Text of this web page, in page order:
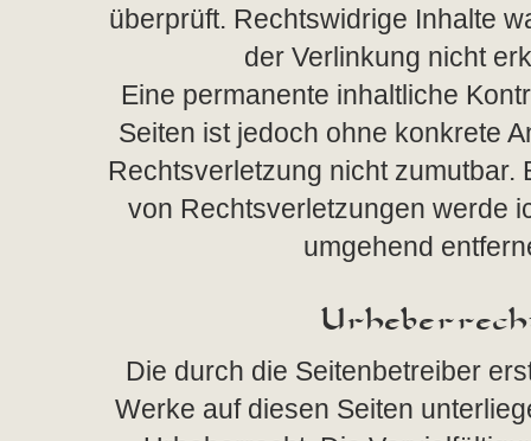
überprüft. Rechtswidrige Inhalte
der Verlinkung nicht
Eine permanente inhaltliche
Seiten ist jedoch ohne konkrete
Rechtsverletzung nicht zumutbar.
von Rechtsverletzungen werde
umgehend
Die durch die Seitenbetreiber
Werke auf diesen Seiten